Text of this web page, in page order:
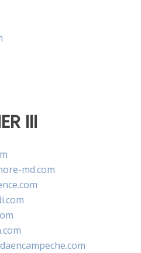
III
md.com